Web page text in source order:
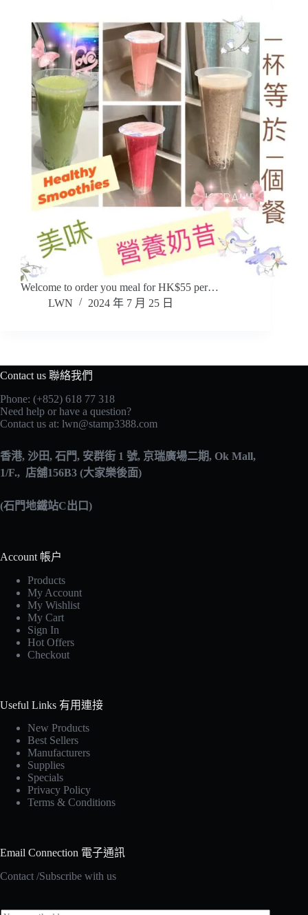
Welcome to order you meal for HK$55 per…
LWN
2024 年 7 月 25 日
Contact us 聯絡我們
Phone: (+852) 618 77 318
Need help or have a question?
Contact us at: lwn@stamp3388.com
香港, 沙田, 石門, 安群街 1 號, 京瑞廣場二期, Ok Mall,
1/F., 店舖156B3 (大家樂後面)
(石門地鐵站C出口)
Account 帳户
Products
My Account
My Wishlist
My Cart
Sign In
Hot Offers
Checkout
Useful Links 有用連接
New Products
Best Sellers
Manufacturers
Supplies
Specials
Privacy Policy
Terms & Conditions
Email Connection 電子通訊
Contact /Subscribe with us